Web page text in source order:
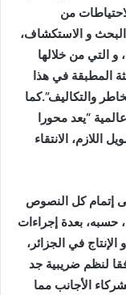
من
و الاستكشاف،
و التي من خلالها
المطبقة في هذا
والتكاليف”.كما
“يعد محورا
اللازم، الانتقاء
إتمام كل النصوص
حسبه، بعدة إجراءات
في الجزائر،
لنظم ضريبية جد
الأجانب مما